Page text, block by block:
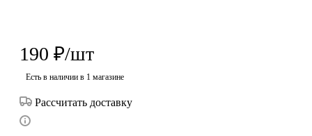
190 ₽/шт
Есть в наличии в 1 магазине
Рассчитать доставку